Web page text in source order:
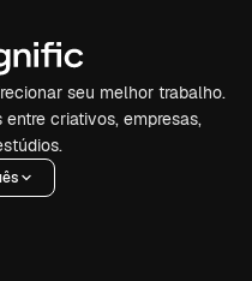
seu melhor trabalho.
criativos, empresas,